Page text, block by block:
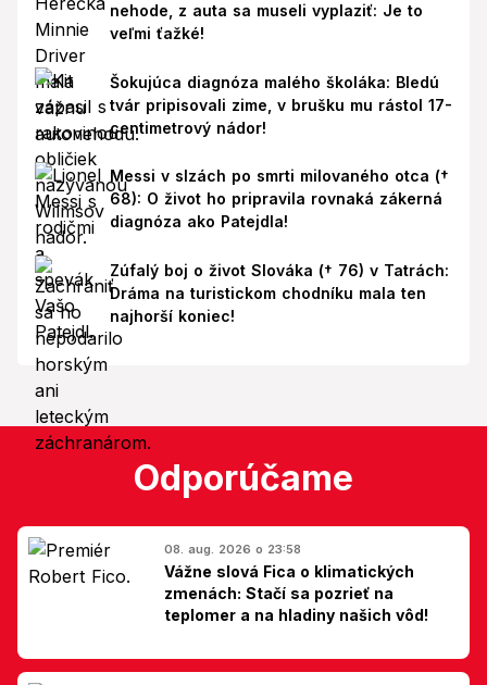
nehode, z auta sa museli vyplaziť: Je to
veľmi ťažké!
Šokujúca diagnóza malého školáka: Bledú
tvár pripisovali zime, v brušku mu rástol 17-
centimetrový nádor!
Messi v slzách po smrti milovaného otca (†
68): O život ho pripravila rovnaká zákerná
diagnóza ako Patejdla!
Zúfalý boj o život Slováka († 76) v Tatrách:
Dráma na turistickom chodníku mala ten
najhorší koniec!
Odporúčame
08. aug. 2026 o 23:58
Vážne slová Fica o klimatických
zmenách: Stačí sa pozrieť na
teplomer a na hladiny našich vôd!